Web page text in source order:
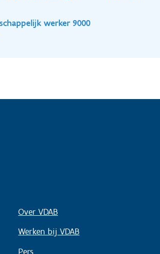
werker 9000
Over VDAB
Werken bij VDAB
Pers